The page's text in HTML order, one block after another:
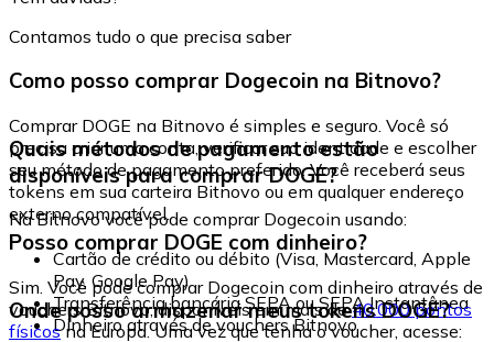
Contamos tudo o que precisa saber
Como posso comprar Dogecoin na Bitnovo?
Comprar DOGE na Bitnovo é simples e seguro. Você só
precisa criar uma conta, verificar sua identidade e escolher
seu método de pagamento preferido. Você receberá seus
tokens em sua carteira Bitnovo ou em qualquer endereço
externo compatível.
Quais métodos de pagamento estão
disponíveis para comprar DOGE?
Na Bitnovo você pode comprar Dogecoin usando:
Cartão de crédito ou débito (Visa, Mastercard, Apple
Pay, Google Pay)
Transferência bancária SEPA ou SEPA Instantânea
Dinheiro através de vouchers Bitnovo
Posso comprar DOGE com dinheiro?
Sim. Você pode comprar Dogecoin com dinheiro através de
vouchers Bitnovo, disponíveis em mais de40.000 pontos
físicosna Europa. Uma vez que tenha o voucher, acesse:
Onde posso armazenar meus tokens DOGE?